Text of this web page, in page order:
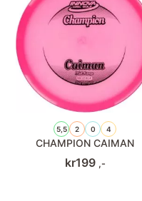
5,5 2 0 4
CHAMPION CAIMAN
kr199 ,-